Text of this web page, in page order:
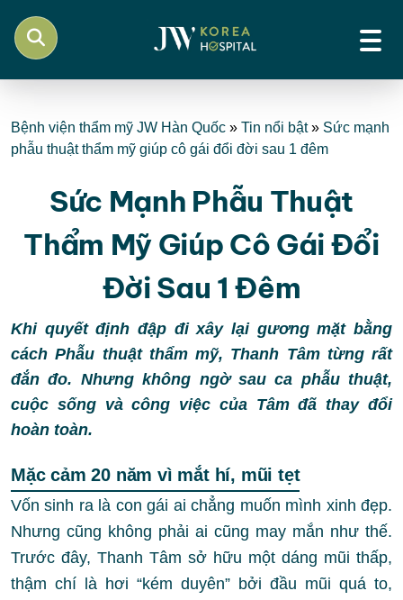
Bệnh viện thẩm mỹ JW Hàn Quốc » Tin nổi bật» Sức mạnh
phẫu thuật thẩm mỹ giúp cô gái đổi đời sau 1 đêm
Sức Mạnh Phẫu Thuật
Thẩm Mỹ Giúp Cô Gái Đổi
Đời Sau 1 Đêm
Khi quyết định đập đi xây lại gương mặt bằng
cách Phẫu thuật thẩm mỹ, Thanh Tâm từng rất
đắn đo. Nhưng không ngờ sau ca phẫu thuật,
cuộc sống và công việc của Tâm đã thay đổi
hoàn toàn.
Mặc cảm 20 năm vì mắt hí, mũi tẹt
Vốn sinh ra là con gái ai chẳng muốn mình xinh đẹp.
Nhưng cũng không phải ai cũng may mắn như thế.
Trước đây, Thanh Tâm sở hữu một dáng mũi thấp,
thậm chí là hơi “kém duyên” bởi đầu mũi quá to,